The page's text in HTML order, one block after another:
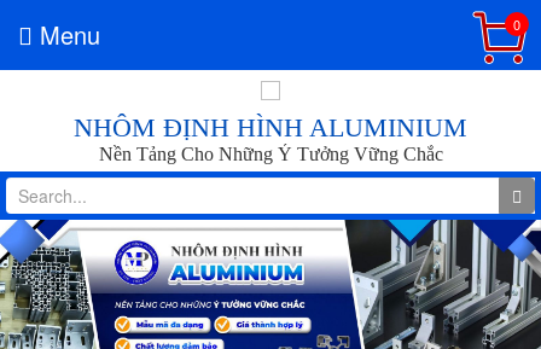
Menu 0
NHÔM ĐỊNH HÌNH ALUMINIUM
Nền Tảng Cho Những Ý Tưởng Vững Chắc